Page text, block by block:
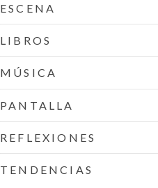
ESCENA
LIBROS
MÚSICA
PANTALLA
REFLEXIONES
TENDENCIAS